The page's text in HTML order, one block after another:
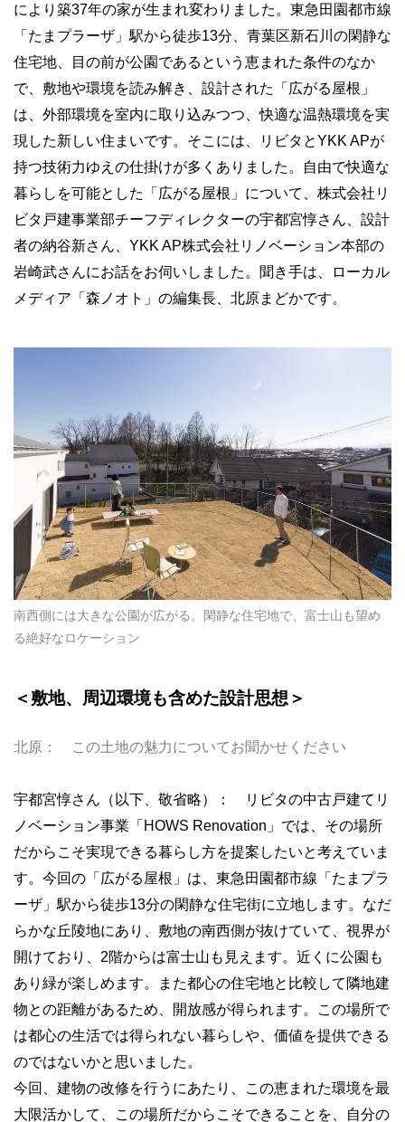
により築37年の家が生まれ変わりました。東急田園都市線
「たまプラーザ」駅から徒歩13分、青葉区新石川の閑静な
住宅地、目の前が公園であるという恵まれた条件のなか
で、敷地や環境を読み解き、設計された「広がる屋根」
は、外部環境を室内に取り込みつつ、快適な温熱環境を実
現した新しい住まいです。そこには、リビタとYKK APが
持つ技術力ゆえの仕掛けが多くありました。自由で快適な
暮らしを可能とした「広がる屋根」について、株式会社リ
ビタ戸建事業部チーフディレクターの宇都宮惇さん、設計
者の納谷新さん、YKK AP株式会社リノベーション本部の
岩崎武さんにお話をお伺いしました。聞き手は、ローカル
メディア「森ノオト」の編集長、北原まどかです。
南西側には大きな公園が広がる。閑静な住宅地で、富士山も望め
る絶好なロケーション
＜敷地、周辺環境も含めた設計思想＞
北原： この土地の魅力についてお聞かせください
宇都宮惇さん（以下、敬省略）： リビタの中古戸建てリ
ノベーション事業「HOWS Renovation」では、その場所
だからこそ実現できる暮らし方を提案したいと考えていま
す。今回の「広がる屋根」は、東急田園都市線「たまプラ
ーザ」駅から徒歩13分の閑静な住宅街に立地します。なだ
らかな丘陵地にあり、敷地の南西側が抜けていて、視界が
開けており、2階からは富士山も見えます。近くに公園も
あり緑が楽しめます。また都心の住宅地と比較して隣地建
物との距離があるため、開放感が得られます。この場所で
は都心の生活では得られない暮らしや、価値を提供できる
のではないかと思いました。
今回、建物の改修を行うにあたり、この恵まれた環境を最
大限活かして、この場所だからこそできることを、自分の